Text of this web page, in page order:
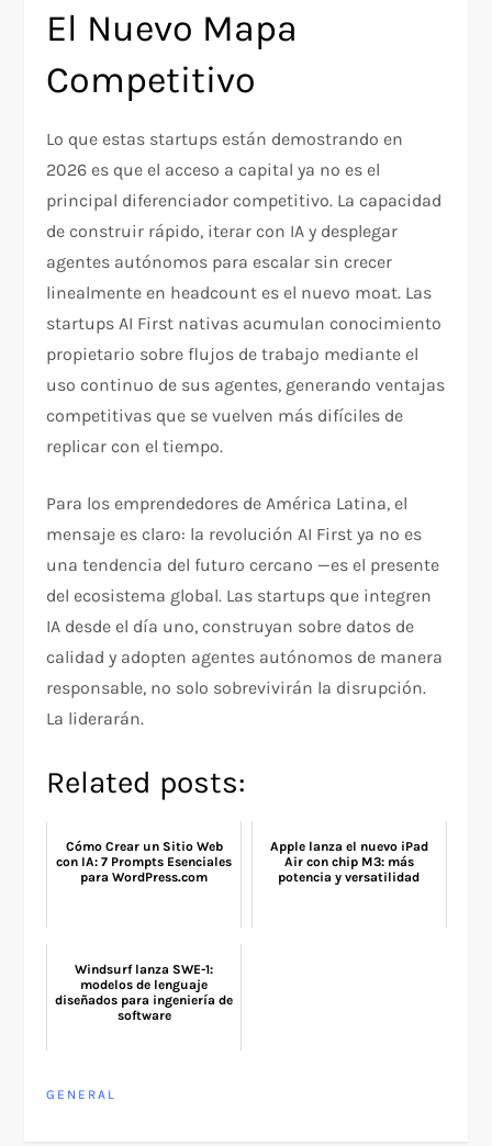
El Nuevo Mapa
Competitivo
Lo que estas startups están demostrando en
2026 es que el acceso a capital ya no es el
principal diferenciador competitivo. La capacidad
de construir rápido, iterar con IA y desplegar
agentes autónomos para escalar sin crecer
linealmente en headcount es el nuevo moat. Las
startups AI First nativas acumulan conocimiento
propietario sobre flujos de trabajo mediante el
uso continuo de sus agentes, generando ventajas
competitivas que se vuelven más difíciles de
replicar con el tiempo.
Para los emprendedores de América Latina, el
mensaje es claro: la revolución AI First ya no es
una tendencia del futuro cercano —es el presente
del ecosistema global. Las startups que integren
IA desde el día uno, construyan sobre datos de
calidad y adopten agentes autónomos de manera
responsable, no solo sobrevivirán la disrupción.
La liderarán.
Related posts:
Cómo Crear un Sitio Web
con IA: 7 Prompts Esenciales
para WordPress.com
Apple lanza el nuevo iPad
Air con chip M3: más
potencia y versatilidad
Windsurf lanza SWE-1:
modelos de lenguaje
diseñados para ingeniería de
software
GENERAL